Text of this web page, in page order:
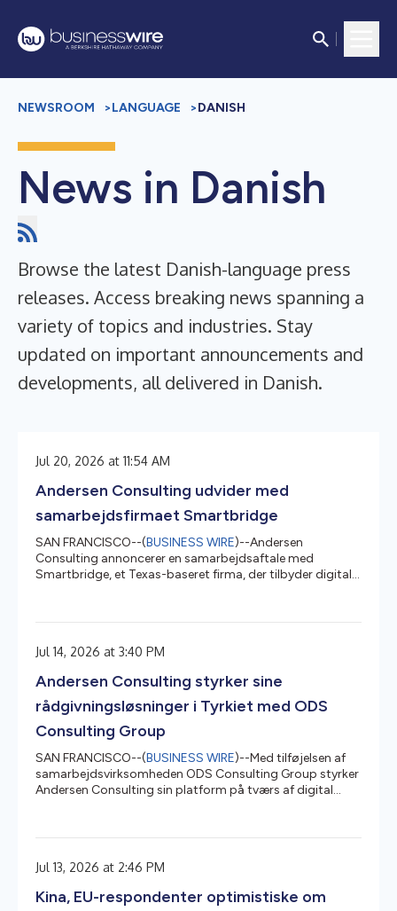
NEWSROOM >LANGUAGE >DANISH
News in Danish
Browse the latest Danish-language press
releases. Access breaking news spanning a
variety of topics and industries. Stay
updated on important announcements and
developments, all delivered in Danish.
Jul 20, 2026 at 11:54 AM
Andersen Consulting udvider med
samarbejdsfirmaet Smartbridge
SAN FRANCISCO--(BUSINESS WIRE)--Andersen
Consulting annoncerer en samarbejdsaftale med
Smartbridge, et Texas-baseret firma, der tilbyder digitale
transformationstjenester. Smartbridge blev grundlagt i
digitale transformation og modernisere driften gennem
applikationsmoderniseringstjenester. Fir...
Jul 14, 2026 at 3:40 PM
Andersen Consulting styrker sine
rådgivningsløsninger i Tyrkiet med ODS
Consulting Group
SAN FRANCISCO--(BUSINESS WIRE)--Med tilføjelsen af
samarbejdsvirksomheden ODS Consulting Group styrker
Andersen Consulting sin platform på tværs af digital
hovedkvarter i Tyrkiet og yder rådgivning til
investeringsmuligheder i Tyrkiet og på internationale
forretningsudvikling og eksportrådgivnin...
Jul 13, 2026 at 2:46 PM
Kina, EU-respondenter optimistiske om